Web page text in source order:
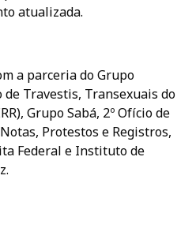
atualizada.
a parceria do Grupo
de Travestis, Transexuais do
Grupo Sabá, 2º Ofício de
Protestos e Registros,
Federal e Instituto de